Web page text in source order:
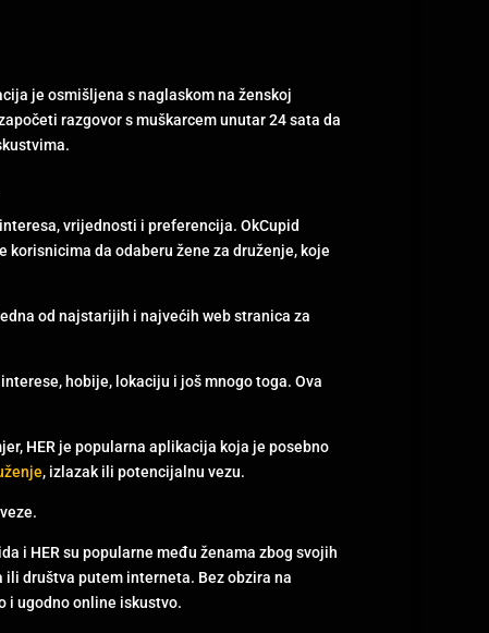
je osmišljena s naglaskom na ženskoj
razgovor s muškarcem unutar 24 sata da
vrijednosti i preferencija. OkCupid
da odaberu žene za druženje, koje
od najstarijih i najvećih web stranica za
hobije, lokaciju i još mnogo toga. Ova
HER je popularna aplikacija koja je posebno
, izlazak ili potencijalnu vezu.
i HER su popularne među ženama zbog svojih
društva putem interneta. Bez obzira na
i ugodno online iskustvo.